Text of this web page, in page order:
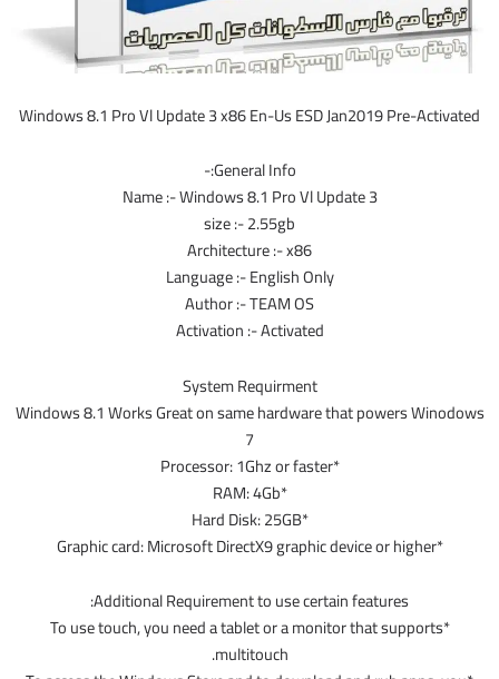
Windows 8.1 Pro Vl Update 3 x86 En-Us ESD Jan2019 Pre-Activated
General Info:-
Name :- Windows 8.1 Pro Vl Update 3
size :- 2.55gb
Architecture :- x86
Language :- English Only
Author :- TEAM OS
Activation :- Activated
System Requirment
Windows 8.1 Works Great on same hardware that powers Winodows
7
*Processor: 1Ghz or faster
*RAM: 4Gb
*Hard Disk: 25GB
*Graphic card: Microsoft DirectX9 graphic device or higher
Additional Requirement to use certain features:
*To use touch, you need a tablet or a monitor that supports
multitouch.